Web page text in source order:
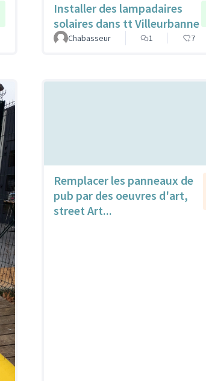
Installer des lampadaires
solaires dans tt Villeurbanne
Chabasseur
1 7
Remplacer les panneaux de
pub par des oeuvres d'art,
street Art...